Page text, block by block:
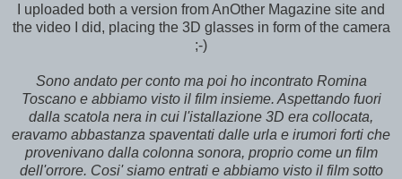
I uploaded both a version from AnOther Magazine site and
the video I did, placing the 3D glasses in form of the camera
;-)
Sono andato per conto ma poi ho incontrato Romina
Toscano e abbiamo visto il film insieme. Aspettando fuori
dalla scatola nera in cui l'istallazione 3D era collocata,
eravamo abbastanza spaventati dalle urla e irumori forti che
provenivano dalla colonna sonora, proprio come un film
dell'orrore. Cosi' siamo entrati e abbiamo visto il film sotto